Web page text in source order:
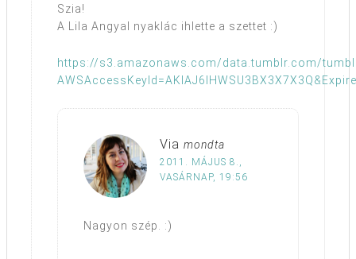
Szia!
A Lila Angyal nyaklác ihlette a szettet :)
https://s3.amazonaws.com/data.tumblr.com/
Via mondta
2011. MÁJUS 8.,
VASÁRNAP, 19:56
Nagyon szép. :)